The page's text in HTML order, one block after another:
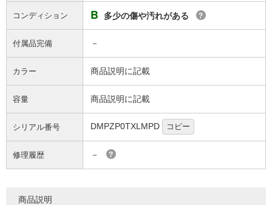
コンディション B 多少の傷や汚れがある ?
付属品完備 －
カラー 商品説明に記載
容量 商品説明に記載
シリアル番号 DMPZP0TXLMPD コピー
修理履歴 － ?
商品説明